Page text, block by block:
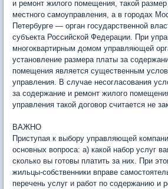
и ремонт жилого помещения, такой
местного самоуправления, а в городах
Петербурге — орган государственной
субъекта Российской Федерации. При
многоквартирным домом управляющей
установление размера платы за
помещения является существенным
управления. В случае несогласования
за содержание и ремонт жилого
управления такой договор считается не
ВАЖНО
Приступая к выбору управляющей
основных вопроса: а) какой набор услуг
сколько вы готовы платить за них. При
жильцы-собственники вправе
перечень услуг и работ по содержанию и